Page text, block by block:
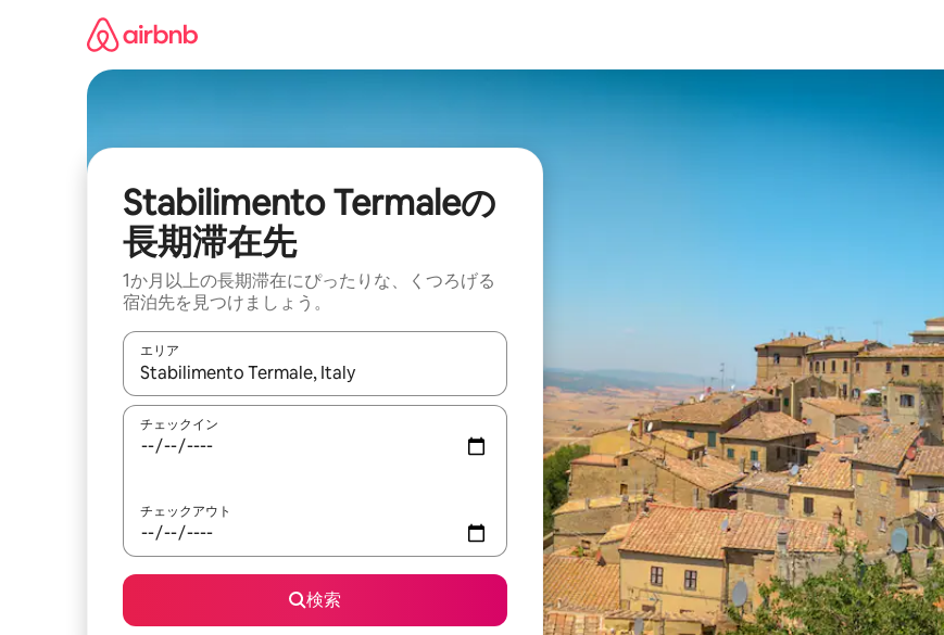
Stabilimento Termaleの
長期滞在先
1か月以上の長期滞在にぴったりな、くつろげる
宿泊先を見つけましょう。
エリア
検索結果が表示されたら、上下の矢印キーを使って移動するか、画面をタッチまたはスワイプして検索結果を確認する
チェックイン
チェックアウト
検索